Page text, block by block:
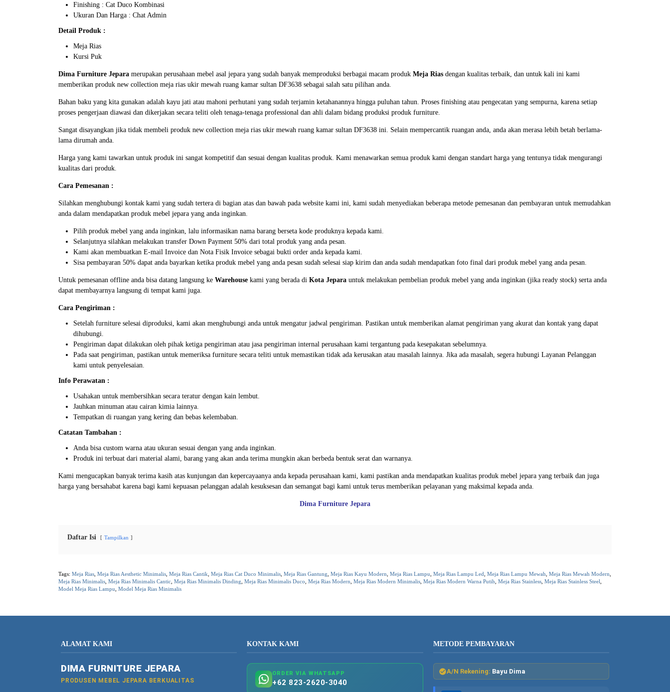
Finishing : Cat Duco Kombinasi
Ukuran Dan Harga : Chat Admin
Detail Produk :
Meja Rias
Kursi Puk
Dima Furniture Jepara merupakan perusahaan mebel asal jepara yang sudah banyak memproduksi berbagai macam produk Meja Rias dengan kualitas terbaik, dan untuk kali ini kami
memberikan produk new collection meja rias ukir mewah ruang kamar sultan DF3638 sebagai salah satu pilihan anda.
Bahan baku yang kita gunakan adalah kayu jati atau mahoni perhutani yang sudah terjamin ketahanannya hingga puluhan tahun. Proses finishing atau pengecatan yang sempurna, karena setiap
proses pengerjaan diawasi dan dikerjakan secara teliti oleh tenaga-tenaga professional dan ahli dalam bidang produksi produk furniture.
Sangat disayangkan jika tidak membeli produk new collection meja rias ukir mewah ruang kamar sultan DF3638 ini. Selain mempercantik ruangan anda, anda akan merasa lebih betah berlama-
lama dirumah anda.
Harga yang kami tawarkan untuk produk ini sangat kompetitif dan sesuai dengan kualitas produk. Kami menawarkan semua produk kami dengan standart harga yang tentunya tidak mengurangi
kualitas dari produk.
Cara Pemesanan :
Silahkan menghubungi kontak kami yang sudah tertera di bagian atas dan bawah pada website kami ini, kami sudah menyediakan beberapa metode pemesanan dan pembayaran untuk memudahkan
anda dalam mendapatkan produk mebel jepara yang anda inginkan.
Pilih produk mebel yang anda inginkan, lalu informasikan nama barang berseta kode produknya kepada kami.
Selanjutnya silahkan melakukan transfer Down Payment 50% dari total produk yang anda pesan.
Kami akan membuatkan E-mail Invoice dan Nota Fisik Invoice sebagai bukti order anda kepada kami.
Sisa pembayaran 50% dapat anda bayarkan ketika produk mebel yang anda pesan sudah selesai siap kirim dan anda sudah mendapatkan foto final dari produk mebel yang anda pesan.
Untuk pemesanan offline anda bisa datang langsung ke Warehouse kami yang berada di Kota Jepara untuk melakukan pembelian produk mebel yang anda inginkan (jika ready stock) serta anda
dapat membayarnya langsung di tempat kami juga.
Cara Pengiriman :
Setelah furniture selesai diproduksi, kami akan menghubungi anda untuk mengatur jadwal pengiriman. Pastikan untuk memberikan alamat pengiriman yang akurat dan kontak yang dapat
dihubungi.
Pengiriman dapat dilakukan oleh pihak ketiga pengiriman atau jasa pengiriman internal perusahaan kami tergantung pada kesepakatan sebelumnya.
Pada saat pengiriman, pastikan untuk memeriksa furniture secara teliti untuk memastikan tidak ada kerusakan atau masalah lainnya. Jika ada masalah, segera hubungi Layanan Pelanggan
kami untuk penyelesaian.
Info Perawatan :
Usahakan untuk membersihkan secara teratur dengan kain lembut.
Jauhkan minuman atau cairan kimia lainnya.
Tempatkan di ruangan yang kering dan bebas kelembaban.
Catatan Tambahan :
Anda bisa custom warna atau ukuran sesuai dengan yang anda inginkan.
Produk ini terbuat dari material alami, barang yang akan anda terima mungkin akan berbeda bentuk serat dan warnanya.
Kami mengucapkan banyak terima kasih atas kunjungan dan kepercayaanya anda kepada perusahaan kami, kami pastikan anda mendapatkan kualitas produk mebel jepara yang terbaik dan juga
harga yang bersahabat karena bagi kami kepuasan pelanggan adalah kesuksesan dan semangat bagi kami untuk terus memberikan pelayanan yang maksimal kepada anda.
Dima Furniture Jepara
Daftar Isi Tampilkan
Tags: Meja Rias Meja Rias Aesthetic Minimalis Meja Rias Cantik Meja Rias Cat Duco Minimalis Meja Rias Gantung Meja Rias Kayu Modern Meja Rias Lampu Meja Rias Lampu Led Meja Rias Lampu Mewah Meja Rias Mewah Modern
Meja Rias Minimalis Meja Rias Minimalis Cantic Meja Rias Minimalis Dinding Meja Rias Minimalis Duco Meja Rias Modern Meja Rias Modern Minimalis Meja Rias Modern Warna Putih Meja Rias Stainless Meja Rias Stainless Steel
Model Meja Rias Lampu Model Meja Rias Minimalis
ALAMAT KAMI
DIMA FURNITURE JEPARA
PRODUSEN MEBEL JEPARA BERKUALITAS
KONTAK KAMI
ORDER VIA WHATSAPP
+62 823-2620-3040
METODE PEMBAYARAN
A/N Rekening: Bayu Dima